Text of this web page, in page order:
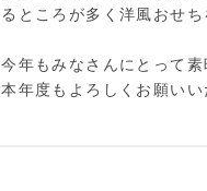
るところが多く洋風おせ
今年もみなさんにとって
本年度もよろしくお願いい